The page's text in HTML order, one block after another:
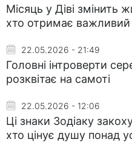
Місяць у Діві змінить
хто отримає важливий
22.05.2026 - 21:49
Головні інтроверти
розквітає на самоті
22.05.2026 - 12:06
Ці знаки Зодіаку
хто цінує душу понад